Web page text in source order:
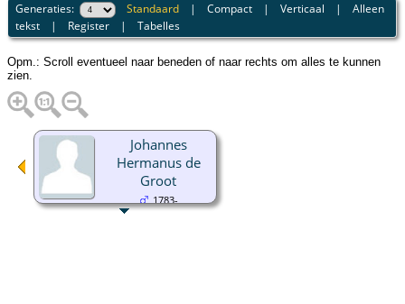
Generaties: Standaard |Compact |Verticaal |Alleen
tekst | Register |Tabelles
Opm.: Scroll eventueel naar beneden of naar rechts om alles te kunnen
zien.
Johannes
Hermanus de
Groot
1783-